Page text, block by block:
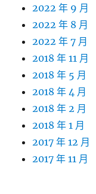
2022 年 9 月
2022 年 8 月
2022 年 7 月
2018 年 11 月
2018 年 5 月
2018 年 4 月
2018 年 2 月
2018 年 1 月
2017 年 12 月
2017 年 11 月